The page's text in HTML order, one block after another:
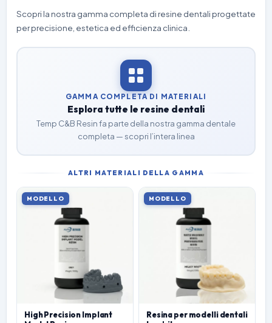
Scopri la nostra gamma completa di resine dentali progettate
per precisione, estetica ed efficienza clinica.
GAMMA COMPLETA DI MATERIALI
Esplora tutte le resine dentali
Temp C&B Resin fa parte della nostra gamma dentale
completa — scopri l’intera linea
ALTRI MATERIALI DELLA GAMMA
MODELLO
High Precision Implant
MODELLO
Resina per modelli dentali